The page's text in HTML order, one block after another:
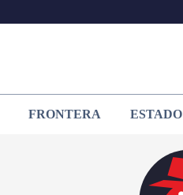
FRONTERA ESTADO